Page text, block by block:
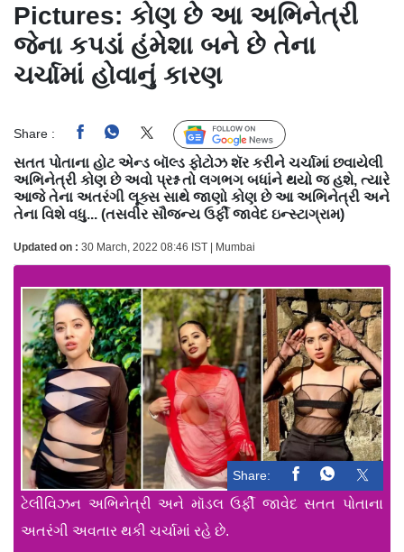
Pictures: કોણ છે આ અભિનેત્રી
જેના કપડાં હંમેશા બને છે તેના
ચર્ચામાં હોવાનું કારણ
Share : Follow Us
સતત પોતાના હોટ એન્ડ બૉલ્ડ ફોટોઝ શૅર કરીને ચર્ચામાં છવાયેલી
અભિનેત્રી કોણ છે અવો પ્રશ્ન તો લગભગ બધાંને થયો જ હશે, ત્યારે
આજે તેના અતરંગી લૂક્સ સાથે જાણો કોણ છે આ અભિનેત્રી અને
તેના વિશે વધુ... (તસવીર સૌજન્ય ઉર્ફી જાવેદ ઇન્સ્ટાગ્રામ)
Updated on : 30 March, 2022 08:46 IST | Mumbai
Share:
ટેલીવિઝન અભિનેત્રી અને મૉડલ ઉર્ફી જાવેદ સતત પોતાના
અતરંગી અવતાર થકી ચર્ચામાં રહે છે.